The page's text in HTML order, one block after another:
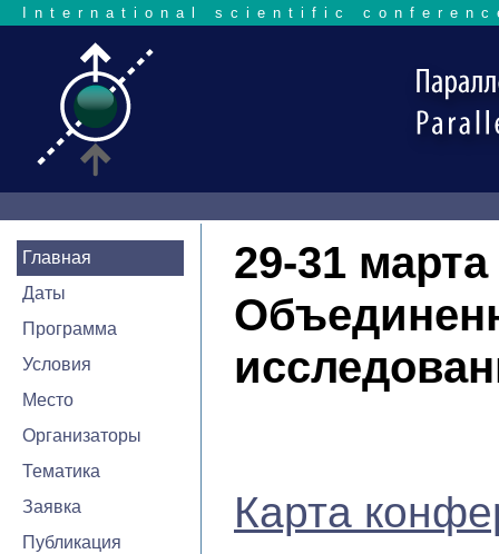
International scientific
Главная
Даты
Программа
Условия
Место
Организаторы
Тематика
Заявка
Публикация
29-31
Карта